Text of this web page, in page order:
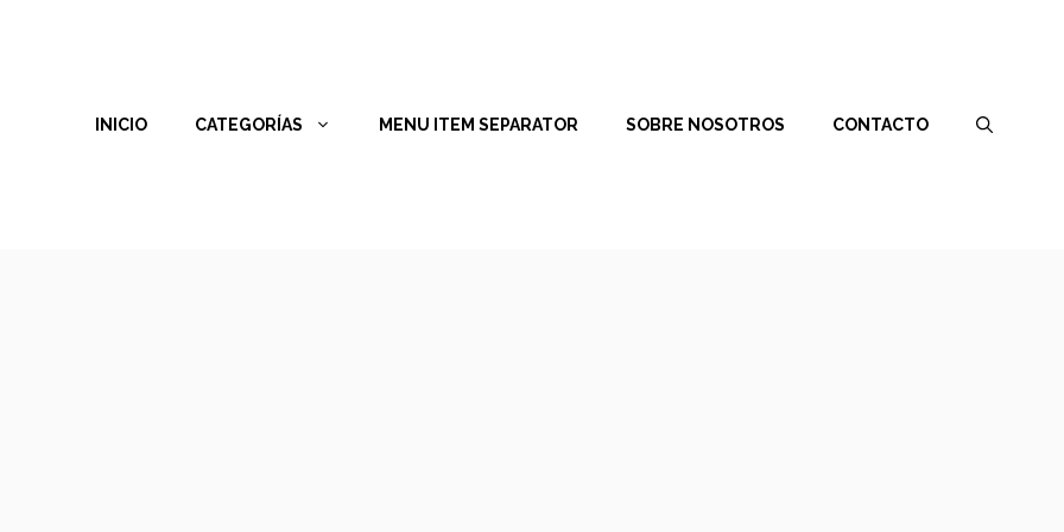
INICIO CATEGORÍAS MENU ITEM SEPARATOR SOBRE NOSOTROS CONTACTO